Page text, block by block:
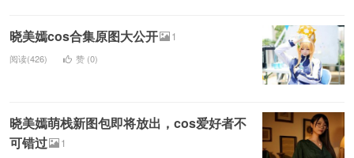
晓美嫣cos合集原图大公开 1
阅读(426) 赞 (0)
晓美嫣萌栈新图包即将放出，cos爱好者不
可错过
1